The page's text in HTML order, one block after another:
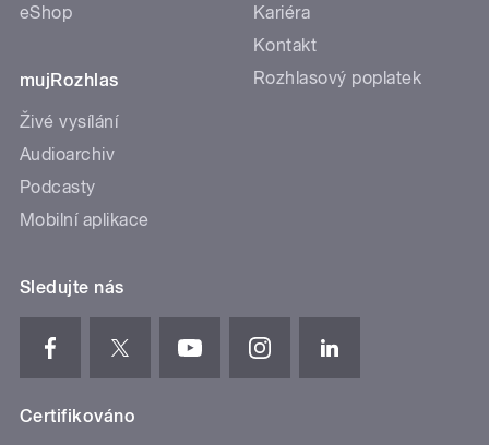
eShop
mujRozhlas
Živé vysílání
Audioarchiv
Podcasty
Mobilní aplikace
Kariéra
Kontakt
Rozhlasový poplatek
Sledujte nás
Certifikováno